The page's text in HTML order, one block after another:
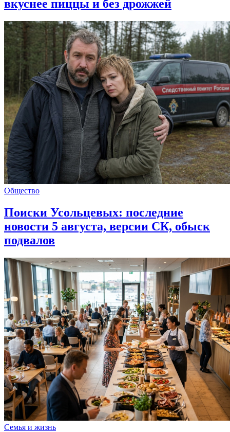
вкуснее пиццы и без дрожжей
Общество
Поиски Усольцевых: последние
новости 5 августа, версии СК, обыск
подвалов
Семья и жизнь